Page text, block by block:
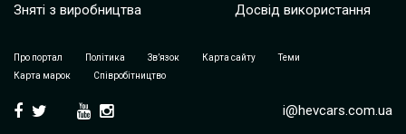
Зняті з виробництва
Досвід використання
Про портал Політика Зв’язок Карта сайту
Теми
Карта марок
Співробітництво
i@hevcars.com.ua